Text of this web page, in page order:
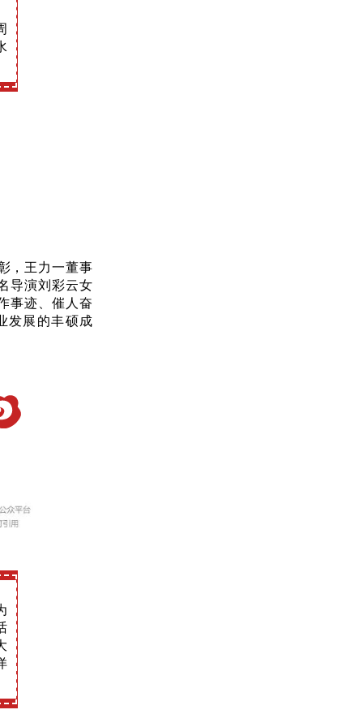
，王力一董事
导演刘彩云女
事迹、催人奋
发展的丰硕成